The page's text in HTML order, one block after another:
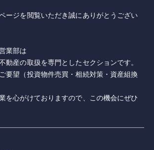
ージを閲覧いただき誠にありがとうござい
業部は
動産の取扱を専門としたセクションです。
要望（投資物件売買・相続対策・資産組換
を心がけておりますので、この機会にぜひ